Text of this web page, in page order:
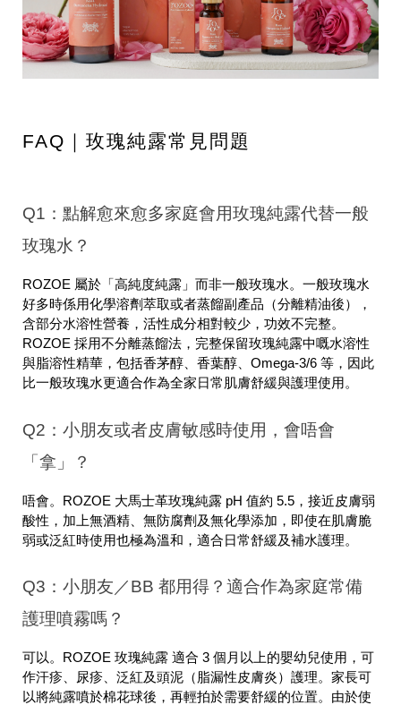
FAQ｜玫瑰純露常見問題
Q1：點解愈來愈多家庭會用玫瑰純露代替一般
玫瑰水？
ROZOE 屬於「高純度純露」而非一般玫瑰水。一般玫瑰水
好多時係用化學溶劑萃取或者蒸餾副產品（分離精油後），
含部分水溶性營養，活性成分相對較少，功效不完整。
ROZOE 採用不分離蒸餾法，完整保留玫瑰純露中嘅水溶性
與脂溶性精華，包括香茅醇、香葉醇、Omega-3/6 等，因此
比一般玫瑰水更適合作為全家日常肌膚舒緩與護理使用。
Q2：小朋友或者皮膚敏感時使用，會唔會
「拿」？
唔會。ROZOE 大馬士革玫瑰純露 pH 值約 5.5，接近皮膚弱
酸性，加上無酒精、無防腐劑及無化學添加，即使在肌膚脆
弱或泛紅時使用也極為溫和，適合日常舒緩及補水護理。
Q3：小朋友／BB 都用得？適合作為家庭常備
護理噴霧嗎？
可以。ROZOE 玫瑰純露 適合 3 個月以上的嬰幼兒使用，可
作汗疹、尿疹、泛紅及頭泥（脂漏性皮膚炎）護理。家長可
以將純露噴於棉花球後，再輕拍於需要舒緩的位置。由於使